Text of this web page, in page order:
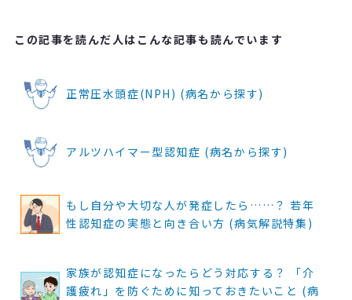
この記事を読んだ人はこんな記事も読んでいます
正常圧水頭症(NPH) (病名から探す)
アルツハイマー型認知症 (病名から探す)
もし自分や大切な人が発症したら……？ 若年
性認知症の実態と向き合い方 (病気解説特集)
家族が認知症になったらどう対応する？ 「介
護疲れ」を防ぐために知っておきたいこと (病